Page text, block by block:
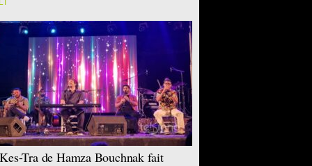
Tra de Hamza Bouchnak fait